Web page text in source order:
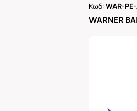
Κωδ: WAR-
WARNER